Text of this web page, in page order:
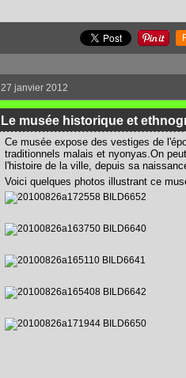
27 janvier 2012
Le musée historique et
Ce musée expose des vestiges de
traditionnels malais et nyonyas.On
l'histoire de la ville, depuis sa
Voici quelques photos illustrant ce